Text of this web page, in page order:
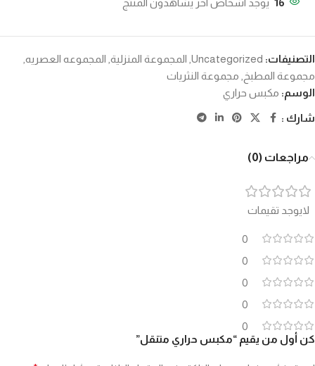
16 يوجد اشخاص اخر يشاهدون المنتج
التصنيفات: Uncategorized المجموعة المنزلية المجموعه العصريه
مجموعة المطبخ مجموعة النثريات
الوسم: مكبس حراري
شارك :
مراجعات (0)
لايوجد تقيمات
0
0
0
0
0
كن أول من يقيم “مكبس حراري متنقل”